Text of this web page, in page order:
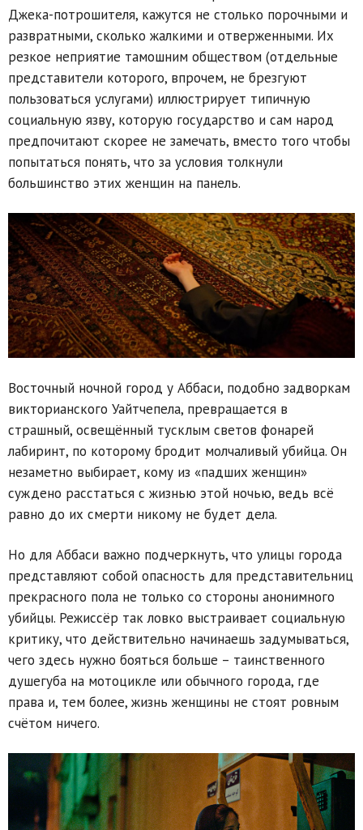
Джека-потрошителя, кажутся не столько порочными и
развратными, сколько жалкими и отверженными. Их
резкое неприятие тамошним обществом (отдельные
представители которого, впрочем, не брезгуют
пользоваться услугами) иллюстрирует типичную
социальную язву, которую государство и сам народ
предпочитают скорее не замечать, вместо того чтобы
попытаться понять, что за условия толкнули
большинство этих женщин на панель.
Восточный ночной город у Аббаси, подобно задворкам
викторианского Уайтчепела, превращается в
страшный, освещённый тусклым светов фонарей
лабиринт, по которому бродит молчаливый убийца. Он
незаметно выбирает, кому из «падших женщин»
суждено расстаться с жизнью этой ночью, ведь всё
равно до их смерти никому не будет дела.
Но для Аббаси важно подчеркнуть, что улицы города
представляют собой опасность для представительниц
прекрасного пола не только со стороны анонимного
убийцы. Режиссёр так ловко выстраивает социальную
критику, что действительно начинаешь задумываться,
чего здесь нужно бояться больше – таинственного
душегуба на мотоцикле или обычного города, где
права и, тем более, жизнь женщины не стоят ровным
счётом ничего.